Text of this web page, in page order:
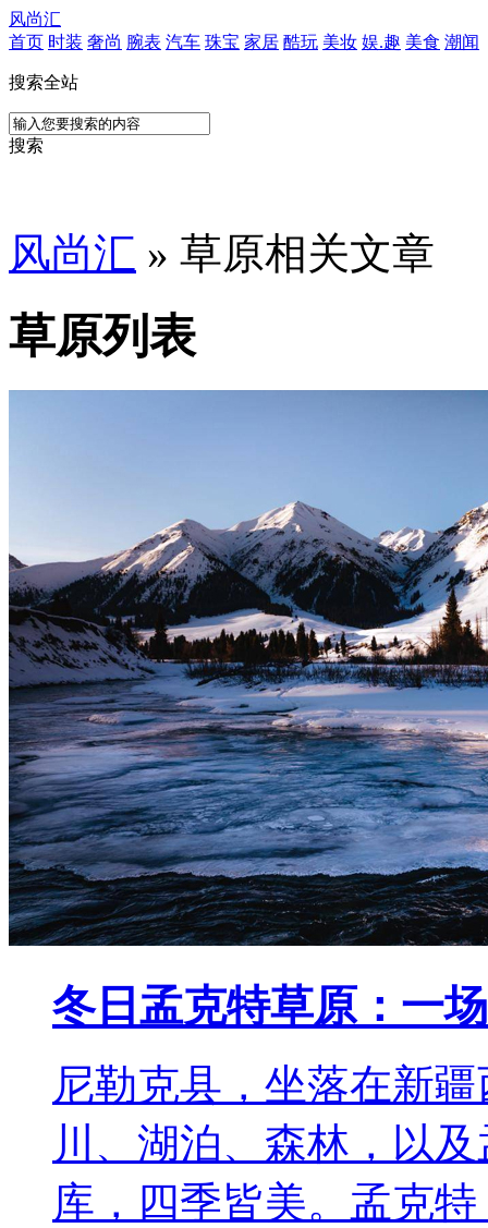
风尚汇
首页 时装 奢尚 腕表 汽车 珠宝 家居 酷玩 美妆 娱.趣 美食 潮闻
搜索全站
搜索
风尚汇 » 草原相关文章
草原列表
冬日孟克特草原：一
尼勒克县，坐落在新
川、湖泊、森林，以
库，四季皆美。孟克